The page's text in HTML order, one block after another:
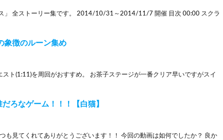
」 全ストーリー集です。 2014/10/31～2014/11/7 開催 目次 00:00 スクラ
象徴のルーン集め
ト(1:11)を周回がおすすめ。 お茶子ステージが一番クリア早いですがスイ
ろなゲーム！！！【白猫】
も見てくれてありがとうございます！！ 今回の動画は如何でしたか？ 良か